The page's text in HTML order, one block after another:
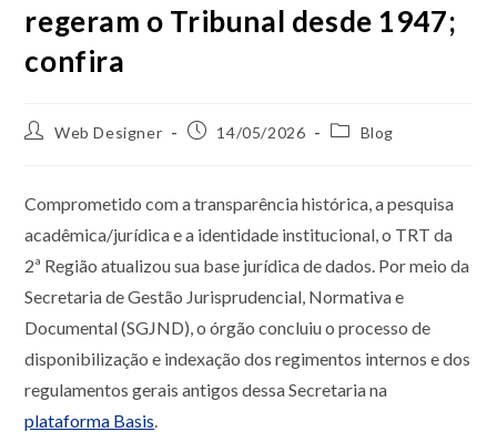
regeram o Tribunal desde 1947;
confira
Web Designer 14/05/2026 Blog
Comprometido com a transparência histórica, a pesquisa
acadêmica/jurídica e a identidade institucional, o TRT da
2ª Região atualizou sua base jurídica de dados. Por meio da
Secretaria de Gestão Jurisprudencial, Normativa e
Documental (SGJND), o órgão concluiu o processo de
disponibilização e indexação dos regimentos internos e dos
regulamentos gerais antigos dessa Secretaria na
plataforma Basis.